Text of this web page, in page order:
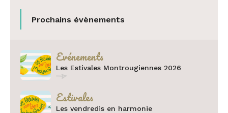
Prochains évènements
Les Estivales Montrougiennes 2026
Catégorie :
Evénements
Les vendredis en harmonie
Catégorie :
Estivales